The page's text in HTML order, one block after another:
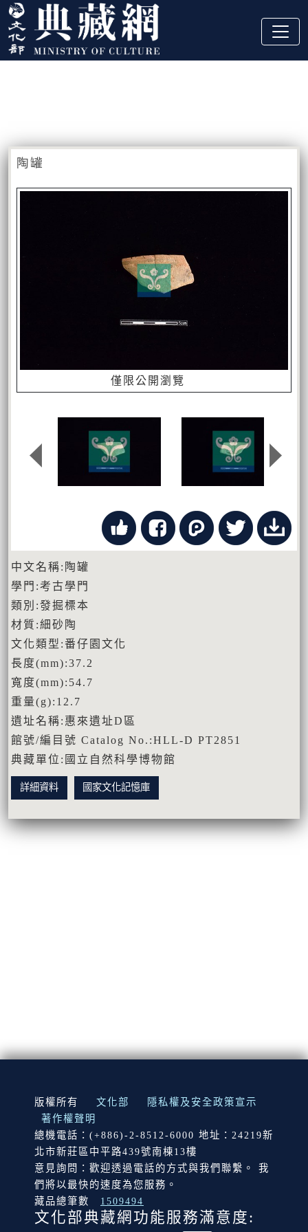
跳到主要內容
:::
陶罐
僅限公開瀏覽
中文名稱:陶罐
學門:考古學門
類別:發掘標本
材質:細砂陶
文化類型:番仔園文化
長度(mm):37.2
寬度(mm):54.7
重量(g):12.7
遺址名稱:惠來遺址D區
館號/編目號 Catalog No.:HLL-D PT2851
典藏單位:國立自然科學博物館
詳細資料 國家文化記憶庫
:::
版權所有 文化部
隱私權及安全政策宣示
著作權聲明
總機電話：(+886)-2-8512-6000 地址：24219新
北市新莊區中平路439號南棟13樓
意見詢問：歡迎透過電話的方式與我們聯繫。 我
們將以最快的速度為您服務。
藏品總筆數
1509494
文化部典藏網功能服務滿意度: